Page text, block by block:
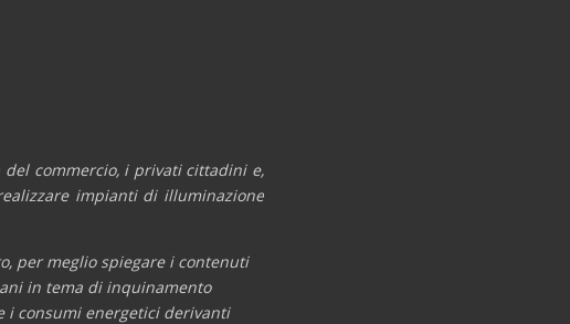
commercio, i privati cittadini e,
impianti di illuminazione
per meglio spiegare i contenuti
in tema di inquinamento
i consumi energetici derivanti